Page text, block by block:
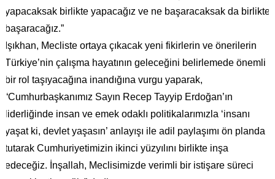
yapacaksak birlikte yapacağız ve ne başaracaksak da birlikte
başaracağız.”
Işıkhan, Mecliste ortaya çıkacak yeni fikirlerin ve önerilerin
Türkiye’nin çalışma hayatının geleceğini belirlemede önemli
bir rol taşıyacağına inandığına vurgu yaparak,
“Cumhurbaşkanımız Sayın Recep Tayyip Erdoğan’ın
liderliğinde insan ve emek odaklı politikalarımızla ‘insanı
yaşat ki, devlet yaşasın’ anlayışı ile adil paylaşımı ön planda
tutarak Cumhuriyetimizin ikinci yüzyılını birlikte inşa
edeceğiz. İnşallah, Meclisimizde verimli bir istişare süreci